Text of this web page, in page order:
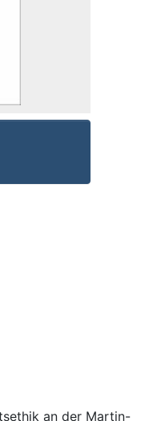
an der Martin-